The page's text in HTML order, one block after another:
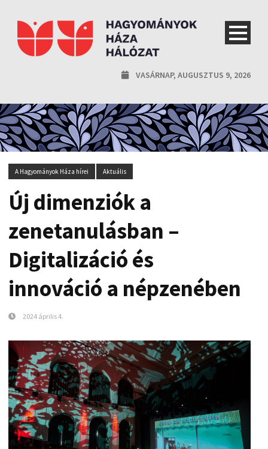
VASÁRNAP, AUGUSZTUS 9, 2026
A Hagyományok Háza hírei Aktuális
Új dimenziók a
zenetanulásban –
Digitalizáció és
innováció a népzenében
2024 április 4.